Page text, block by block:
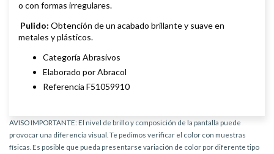
o con formas irregulares.
Pulido: Obtención de un acabado brillante y suave en
metales y plásticos.
Categoría Abrasivos
Elaborado por Abracol
Referencia F51059910
AVISO IMPORTANTE: El nivel de brillo y composición de la pantalla puede
provocar una diferencia visual. Te pedimos verificar el color con muestras
físicas. Es posible que pueda presentarse variación de color por diferente tipo